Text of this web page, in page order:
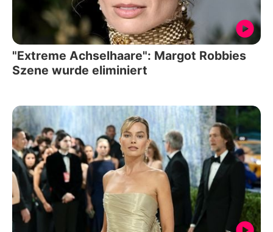
"Extreme Achselhaare": Margot Robbies
Szene wurde eliminiert